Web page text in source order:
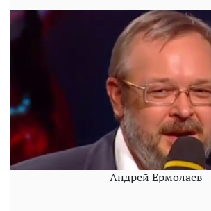
Андрей Ермолаев